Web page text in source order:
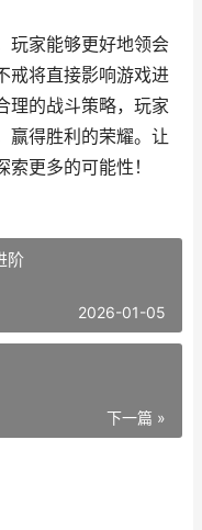
玩家能够更好地领会
戒将直接影响游戏进
理的战斗策略，玩家
赢得胜利的荣耀。让
更多的可能性！
阶
2026-01-05
下一篇 »